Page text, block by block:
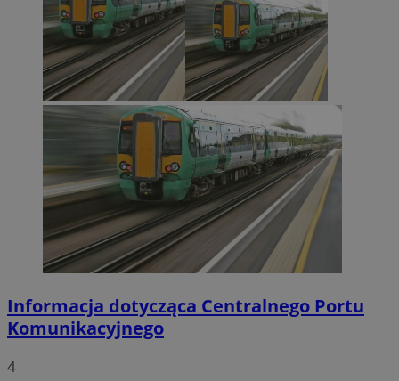
Informacja dotycząca Centralnego Portu
Komunikacyjnego
4